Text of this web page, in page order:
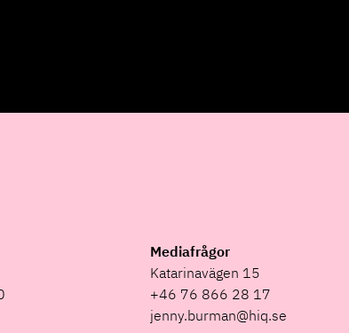
Mediafrågor
Katarinavägen 15
+46 76 866 28 17
jenny.burman@hiq.se